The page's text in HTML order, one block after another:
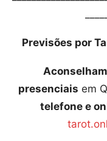
Previsões por
presenciais em
telefone e